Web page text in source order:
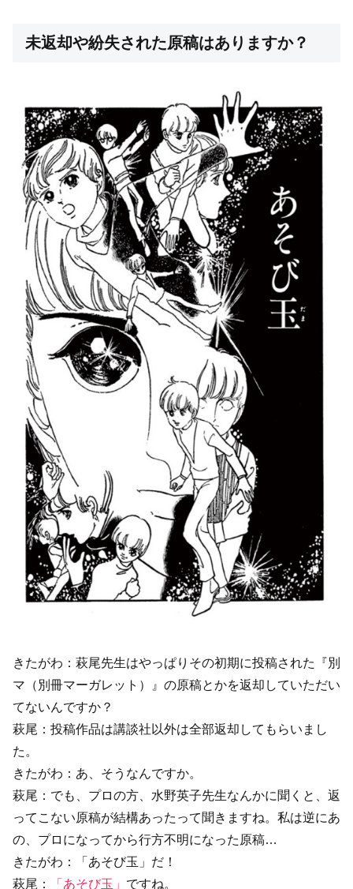
未返却や紛失された原稿はありますか？
きたがわ：萩尾先生はやっぱりその初期に投稿された『別
マ（別冊マーガレット）』の原稿とかを返却していただい
てないんですか？
萩尾：投稿作品は講談社以外は全部返却してもらいまし
た。
きたがわ：あ、そうなんですか。
萩尾：でも、プロの方、水野英子先生なんかに聞くと、返
ってこない原稿が結構あったって聞きますね。私は逆にあ
の、プロになってから行方不明になった原稿…
きたがわ：「あそび玉」だ！
萩尾：
「あそび玉」 ですね。